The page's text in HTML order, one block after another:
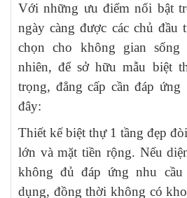
Với những ưu điểm nổi bật
ngày càng được các chủ đầu
chọn cho không gian
nhiên, để sở hữu mẫu biệt
trọng, đẳng cấp cần đáp ứng
đây:
Thiết kế biệt thự 1 tầng đẹp
lớn và mặt tiền rộng. Nếu
không đủ đáp ứng nhu
dụng, đồng thời không có